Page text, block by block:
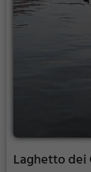
Laghetto dei